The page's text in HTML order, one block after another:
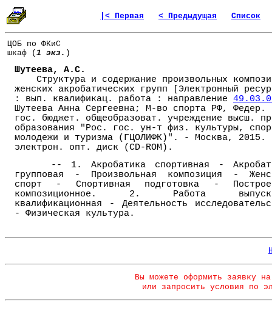
|< Первая < Предыдущая Список
ЦОБ по ФКиС
шкаф ( 1 экз. )
Шутеева, А.С.
Структура и содержание произвольных
женских акробатических групп [Электронный
: вып. квалификац. работа : направление
Шутеева Анна Сергеевна; М-во спорта РФ, Федер.
гос. бюджет. общеобразоват. учреждение высш.
образования "Рос. гос. ун-т физ. культуры,
молодежи и туризма (ГЦОЛИФК)". - Москва,
электрон. опт. диск (CD-ROM).
-- 1. Акробатика спортивная -
групповая - Произвольная композиция -
спорт - Спортивная подготовка -
композиционное. 2. Работа
квалификационная - Деятельность
- Физическая культура.
Вы можете оформить заявку
или запросить условия по